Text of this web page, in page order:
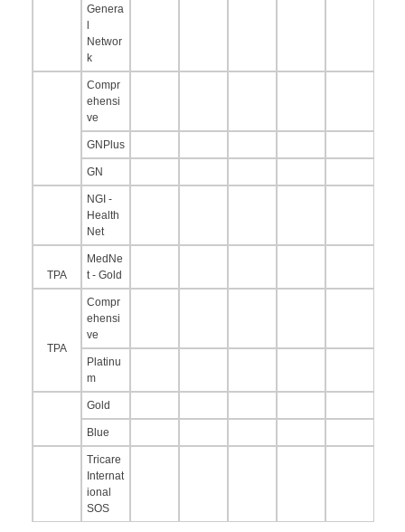
Genera
l
Networ
k
Compr
ehensi
ve
GNPlus
GN
NGI -
Health
Net
TPA
MedNe
t - Gold
TPA
Compr
ehensi
ve
Platinu
m
Gold
Blue
Tricare
Internat
ional
SOS